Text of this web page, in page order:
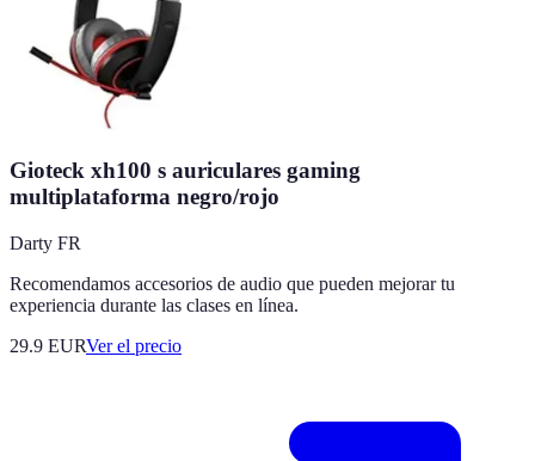
Gioteck xh100 s auriculares gaming
multiplataforma negro/rojo
Darty FR
Recomendamos accesorios de audio que pueden mejorar tu
experiencia durante las clases en línea.
29.9 EURVer el precio